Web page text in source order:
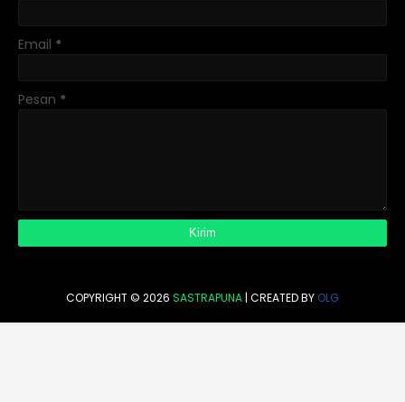
Email *
Pesan *
COPYRIGHT © 2026 SASTRAPUNA | CREATED BY OLG